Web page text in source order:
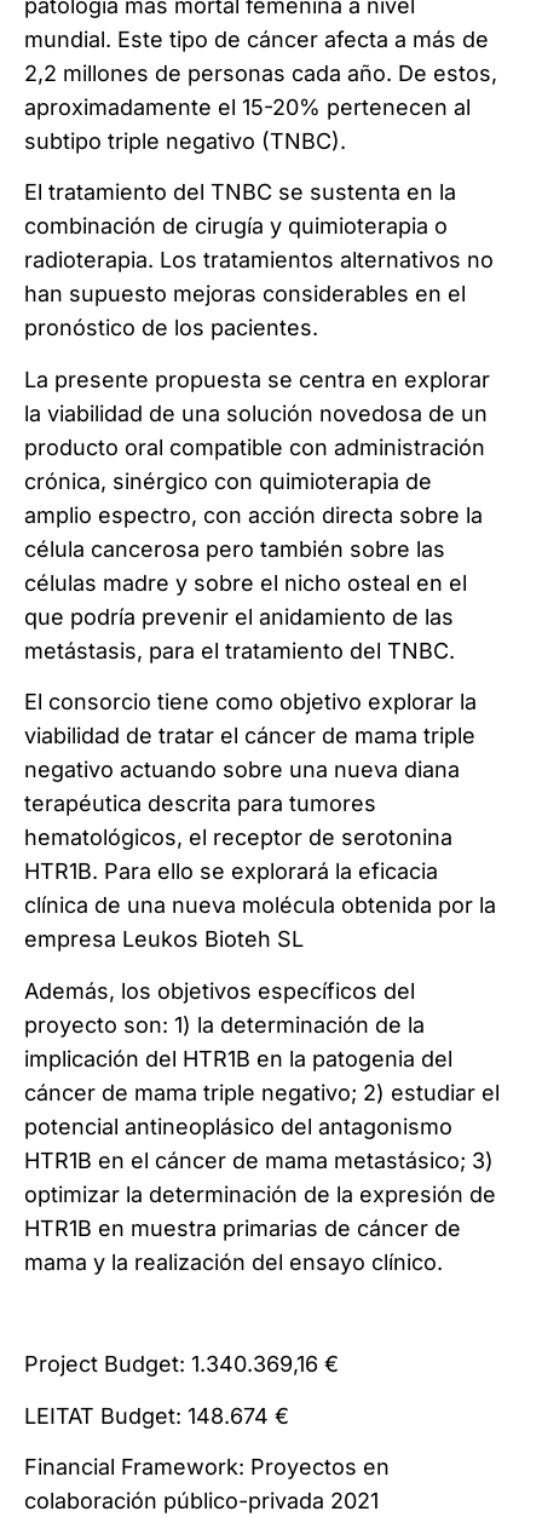
patología más mortal femenina a nivel
mundial. Este tipo de cáncer afecta a más de
2,2 millones de personas cada año. De estos,
aproximadamente el 15-20% pertenecen al
subtipo triple negativo (TNBC).
El tratamiento del TNBC se sustenta en la
combinación de cirugía y quimioterapia o
radioterapia. Los tratamientos alternativos no
han supuesto mejoras considerables en el
pronóstico de los pacientes.
La presente propuesta se centra en explorar
la viabilidad de una solución novedosa de un
producto oral compatible con administración
crónica, sinérgico con quimioterapia de
amplio espectro, con acción directa sobre la
célula cancerosa pero también sobre las
células madre y sobre el nicho osteal en el
que podría prevenir el anidamiento de las
metástasis, para el tratamiento del TNBC.
El consorcio tiene como objetivo explorar la
viabilidad de tratar el cáncer de mama triple
negativo actuando sobre una nueva diana
terapéutica descrita para tumores
hematológicos, el receptor de serotonina
HTR1B. Para ello se explorará la eficacia
clínica de una nueva molécula obtenida por la
empresa Leukos Bioteh SL
Además, los objetivos específicos del
proyecto son: 1) la determinación de la
implicación del HTR1B en la patogenia del
cáncer de mama triple negativo; 2) estudiar el
potencial antineoplásico del antagonismo
HTR1B en el cáncer de mama metastásico; 3)
optimizar la determinación de la expresión de
HTR1B en muestra primarias de cáncer de
mama y la realización del ensayo clínico.
Project Budget: 1.340.369,16 €
LEITAT Budget: 148.674 €
Financial Framework: Proyectos en
colaboración público-privada 2021